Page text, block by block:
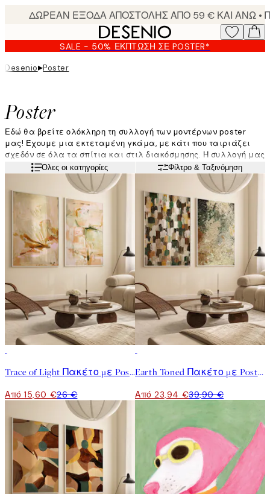
content.
SALE - 50% ΈΚΠΤΩΣΗ ΣΕ POSTER*
Desenio▸Poster
Poster
Εδώ θα βρείτε ολόκληρη τη συλλογή των μοντέρνων poster
μας! Έχουμε μια εκτεταμένη γκάμα, με κάτι που ταιριάζει
σχεδόν σε όλα τα σπίτια και στιλ διακόσμησης. Η συλλογή μας
ανανεώνεται τακτικά με δημοφιλή poster και αποκλειστικά
σχέδια, έτσι ώστε οι πελάτες μας να είναι πάντα σε θέση να
βρουν κάτι που τους ταιριάζει απόλυτα. Κάντε στους τοίχους
σας ένα makeover με μοντέρνα poster από το Desenio!
Διαβάστε περισσότερα
Όλες οι κατηγορίες Φίλτρο & Ταξινόμηση
Trace of Light Πακέτο με Poster
Από 15,60 €26 €
Earth Toned Πακέτο με Poster
Από 23,94 €39,90 €